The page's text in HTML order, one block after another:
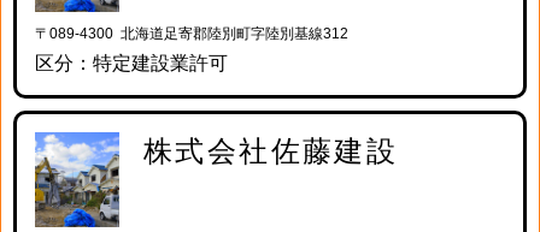
〒089-4300 北海道足寄郡陸別町字陸別基線312
区分：特定建設業許可
株式会社佐藤建設